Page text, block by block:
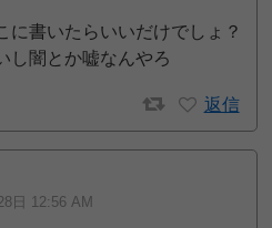
に書いたらいいだけでしょ？
し闇とか嘘なんやろ
返信
日 12:56 AM